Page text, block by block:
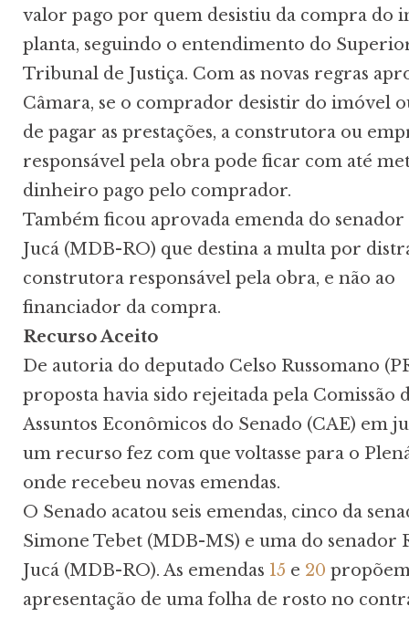
valor pago por quem desistiu da compra do
planta, seguindo o entendimento do
Tribunal de Justiça. Com as novas regras
Câmara, se o comprador desistir do imóvel
de pagar as prestações, a construtora ou
responsável pela obra pode ficar com até
dinheiro pago pelo comprador.
Também ficou aprovada emenda do
Jucá (MDB-RO) que destina a multa por
construtora responsável pela obra, e não ao
financiador da compra.
Recurso Aceito
De autoria do deputado Celso Russomano
proposta havia sido rejeitada pela Comissão
Assuntos Econômicos do Senado (CAE) em
um recurso fez com que voltasse para o
onde recebeu novas emendas.
O Senado acatou seis emendas, cinco da
Simone Tebet (MDB-MS) e uma do senador
Jucá (MDB-RO). As emendas 15 e 20
apresentação de uma folha de rosto no